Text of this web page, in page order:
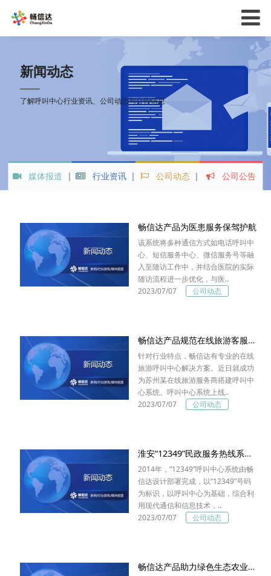
新闻动态
了解呼叫中心行业资讯、公司动态与公告信息
媒体报道 行业资讯 公司动态 公司公告
畅信达产品为医患服务保驾护航
该系统将多种通信方式如电话呼叫中
心、短信服务中心、微信服务号等融
入至随访工作中，并结合医院的实际
随访流程进一步优化，与医..
2023/07/07
公司动态
畅信达产品规范在线旅游客服标准
针对行业特点，畅信达有专业的在线
旅游呼叫中心解决方案。近日就成功
为苏州某在线旅游服务商搭建呼叫中
心系统。呼叫中心系统上线..
2023/07/07
公司动态
淮安“12349”民政服务热线系统完成扩容
2014年，“12349”呼叫中心系统由畅
信达设计部署完成，以“12349”号码
为标识，以呼叫中心为基础，综合利
用现代通信和信息技术，..
2023/07/07
公司动态
畅信达产品助力绿色生态农业发展